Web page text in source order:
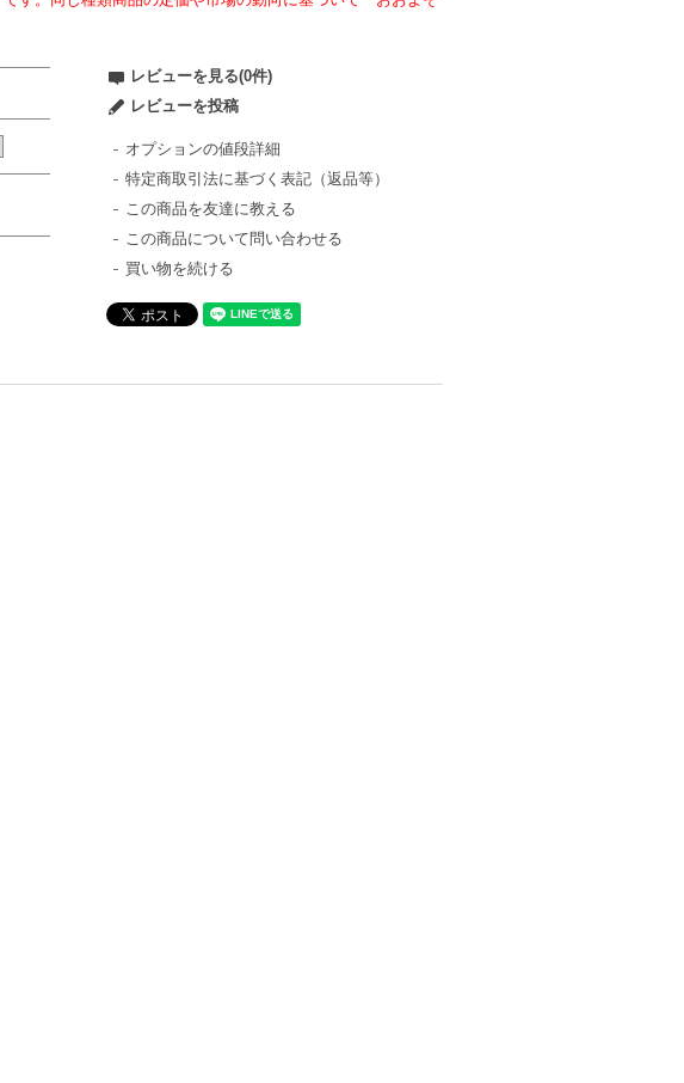
レビューを見る(0件)
レビューを投稿
オプションの値段詳細
特定商取引法に基づく表記（返品等）
この商品を友達に教える
この商品について問い合わせる
買い物を続ける